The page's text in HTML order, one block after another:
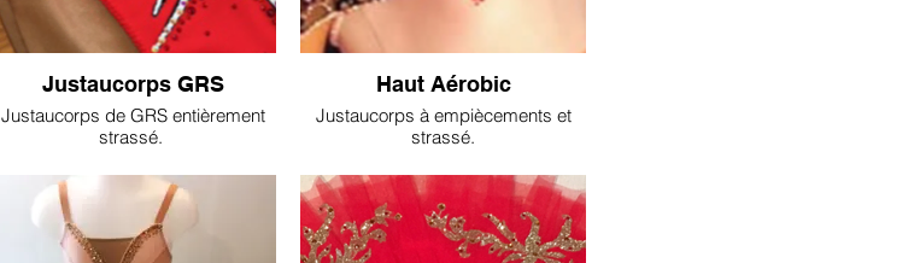
Justaucorps GRS
Justaucorps de GRS entièrement
strassé.
en équipe.
Haut Aérobic
Justaucorps à empiècements et
strassé.